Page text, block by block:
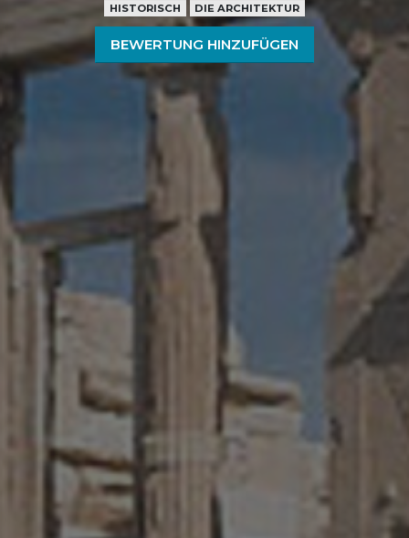
HISTORISCH DIE ARCHITEKTUR
BEWERTUNG HINZUFÜGEN